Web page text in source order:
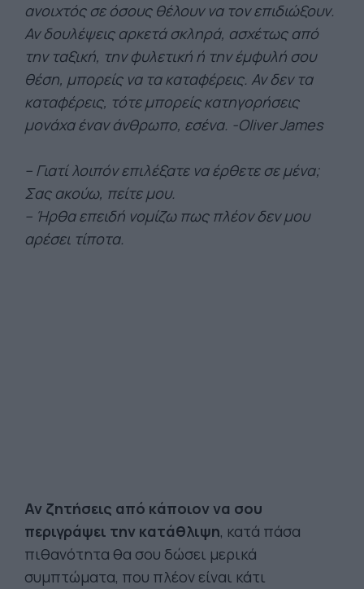
ανοιχτός σε όσους θέλουν να τον επιδιώξουν.
Αν δουλέψεις αρκετά σκληρά, ασχέτως από
την ταξική, την φυλετική ή την έμφυλή σου
θέση, μπορείς να τα καταφέρεις. Αν δεν τα
καταφέρεις, τότε μπορείς κατηγορήσεις
μονάχα έναν άνθρωπο, εσένα. -Oliver James
– Γιατί λοιπόν επιλέξατε να έρθετε σε μένα;
Σας ακούω, πείτε μου.
– Ήρθα επειδή νομίζω πως πλέον δεν μου
αρέσει τίποτα.
Αν ζητήσεις από κάποιον να σου
περιγράψει την κατάθλιψη, κατά πάσα
πιθανότητα θα σου δώσει μερικά
συμπτώματα, που πλέον είναι κάτι